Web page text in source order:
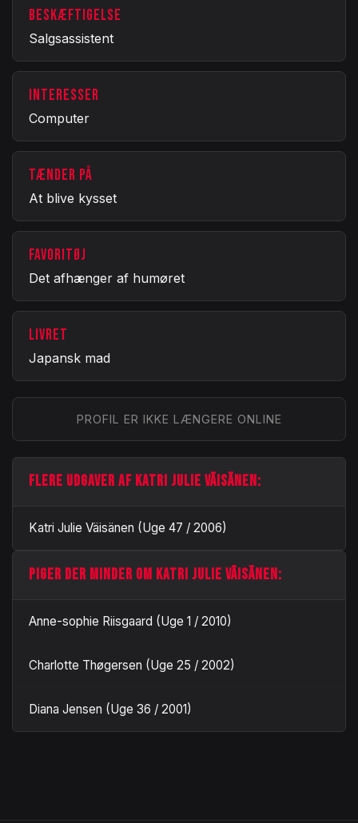
BESKÆFTIGELSE
Salgsassistent
INTERESSER
Computer
TÆNDER PÅ
At blive kysset
FAVORITØJ
Det afhænger af humøret
LIVRET
Japansk mad
PROFIL ER IKKE LÆNGERE ONLINE
FLERE UDGAVER AF KATRI JULIE VÄISÄNEN:
Katri Julie Väisänen (Uge 47 / 2006)
PIGER DER MINDER OM KATRI JULIE VÄISÄNEN:
Anne-sophie Riisgaard (Uge 1 / 2010)
Charlotte Thøgersen (Uge 25 / 2002)
Diana Jensen (Uge 36 / 2001)